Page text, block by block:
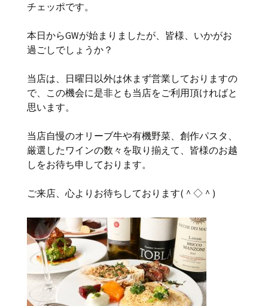
チェッポです。
本日からGWが始まりましたが、皆様、いかがお
過ごしでしょうか？
当店は、日曜日以外は休まず営業しておりますの
で、この機会に是非とも当店をご利用頂ければと
思います。
当店自慢のオリーブ牛や有機野菜、創作パスタ、
厳選したワインの数々を取り揃えて、皆様のお越
しをお待ち申しております。
ご来店、心よりお待ちしております(＾◇＾)